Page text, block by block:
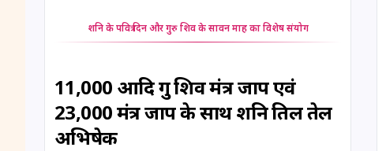
शनि के पवित्र दिन और गुरु शिव के सावन माह का विशेष संयोग
11,000 आदि गुरु शिव मंत्र जाप एवं
23,000 मंत्र जाप के साथ शनि तिल तेल
अभिषेक